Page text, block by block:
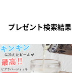
プレゼント検索結果